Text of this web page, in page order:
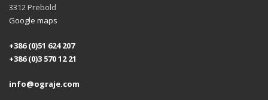
3312 Prebold
Google maps
+386 (0)51 624 207
+386 (0)3 570 12 21
info@ograje.com